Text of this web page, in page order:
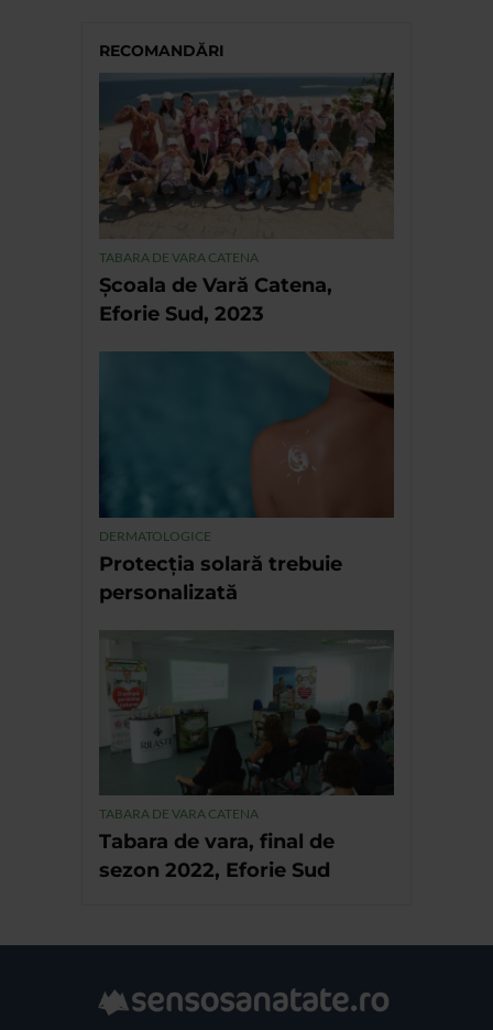
RECOMANDĂRI
TABARA DE VARA CATENA
Școala de Vară Catena,
Eforie Sud, 2023
DERMATOLOGICE
Protecția solară trebuie
personalizată
TABARA DE VARA CATENA
Tabara de vara, final de
sezon 2022, Eforie Sud